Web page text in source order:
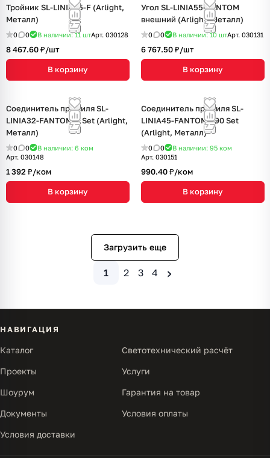
Тройник SL-LINIA65-F (Arlight,
Металл)
0 0 В наличии: 11 штАрт. 030128
8 467.60 ₽/шт
В корзину
Угол SL-LINIA55-FANTOM
внешний (Arlight, Металл)
0 0 В наличии: 10 штАрт. 030131
6 767.50 ₽/шт
В корзину
Соединитель профиля SL-
LINIA32-FANTOM-T Set (Arlight,
Металл)
0 0 В наличии: 6 ком
Арт. 030148
1 392 ₽/ком
В корзину
Соединитель профиля SL-
LINIA45-FANTOM-L90 Set
(Arlight, Металл)
0 0 В наличии: 95 ком
Арт. 030151
990.40 ₽/ком
В корзину
Загрузить еще
1 2 3 4 ›
НАВИГАЦИЯ
Каталог Светотехнический расчёт
Проекты Услуги
Шоурум Гарантия на товар
Документы Условия оплаты
Условия доставки